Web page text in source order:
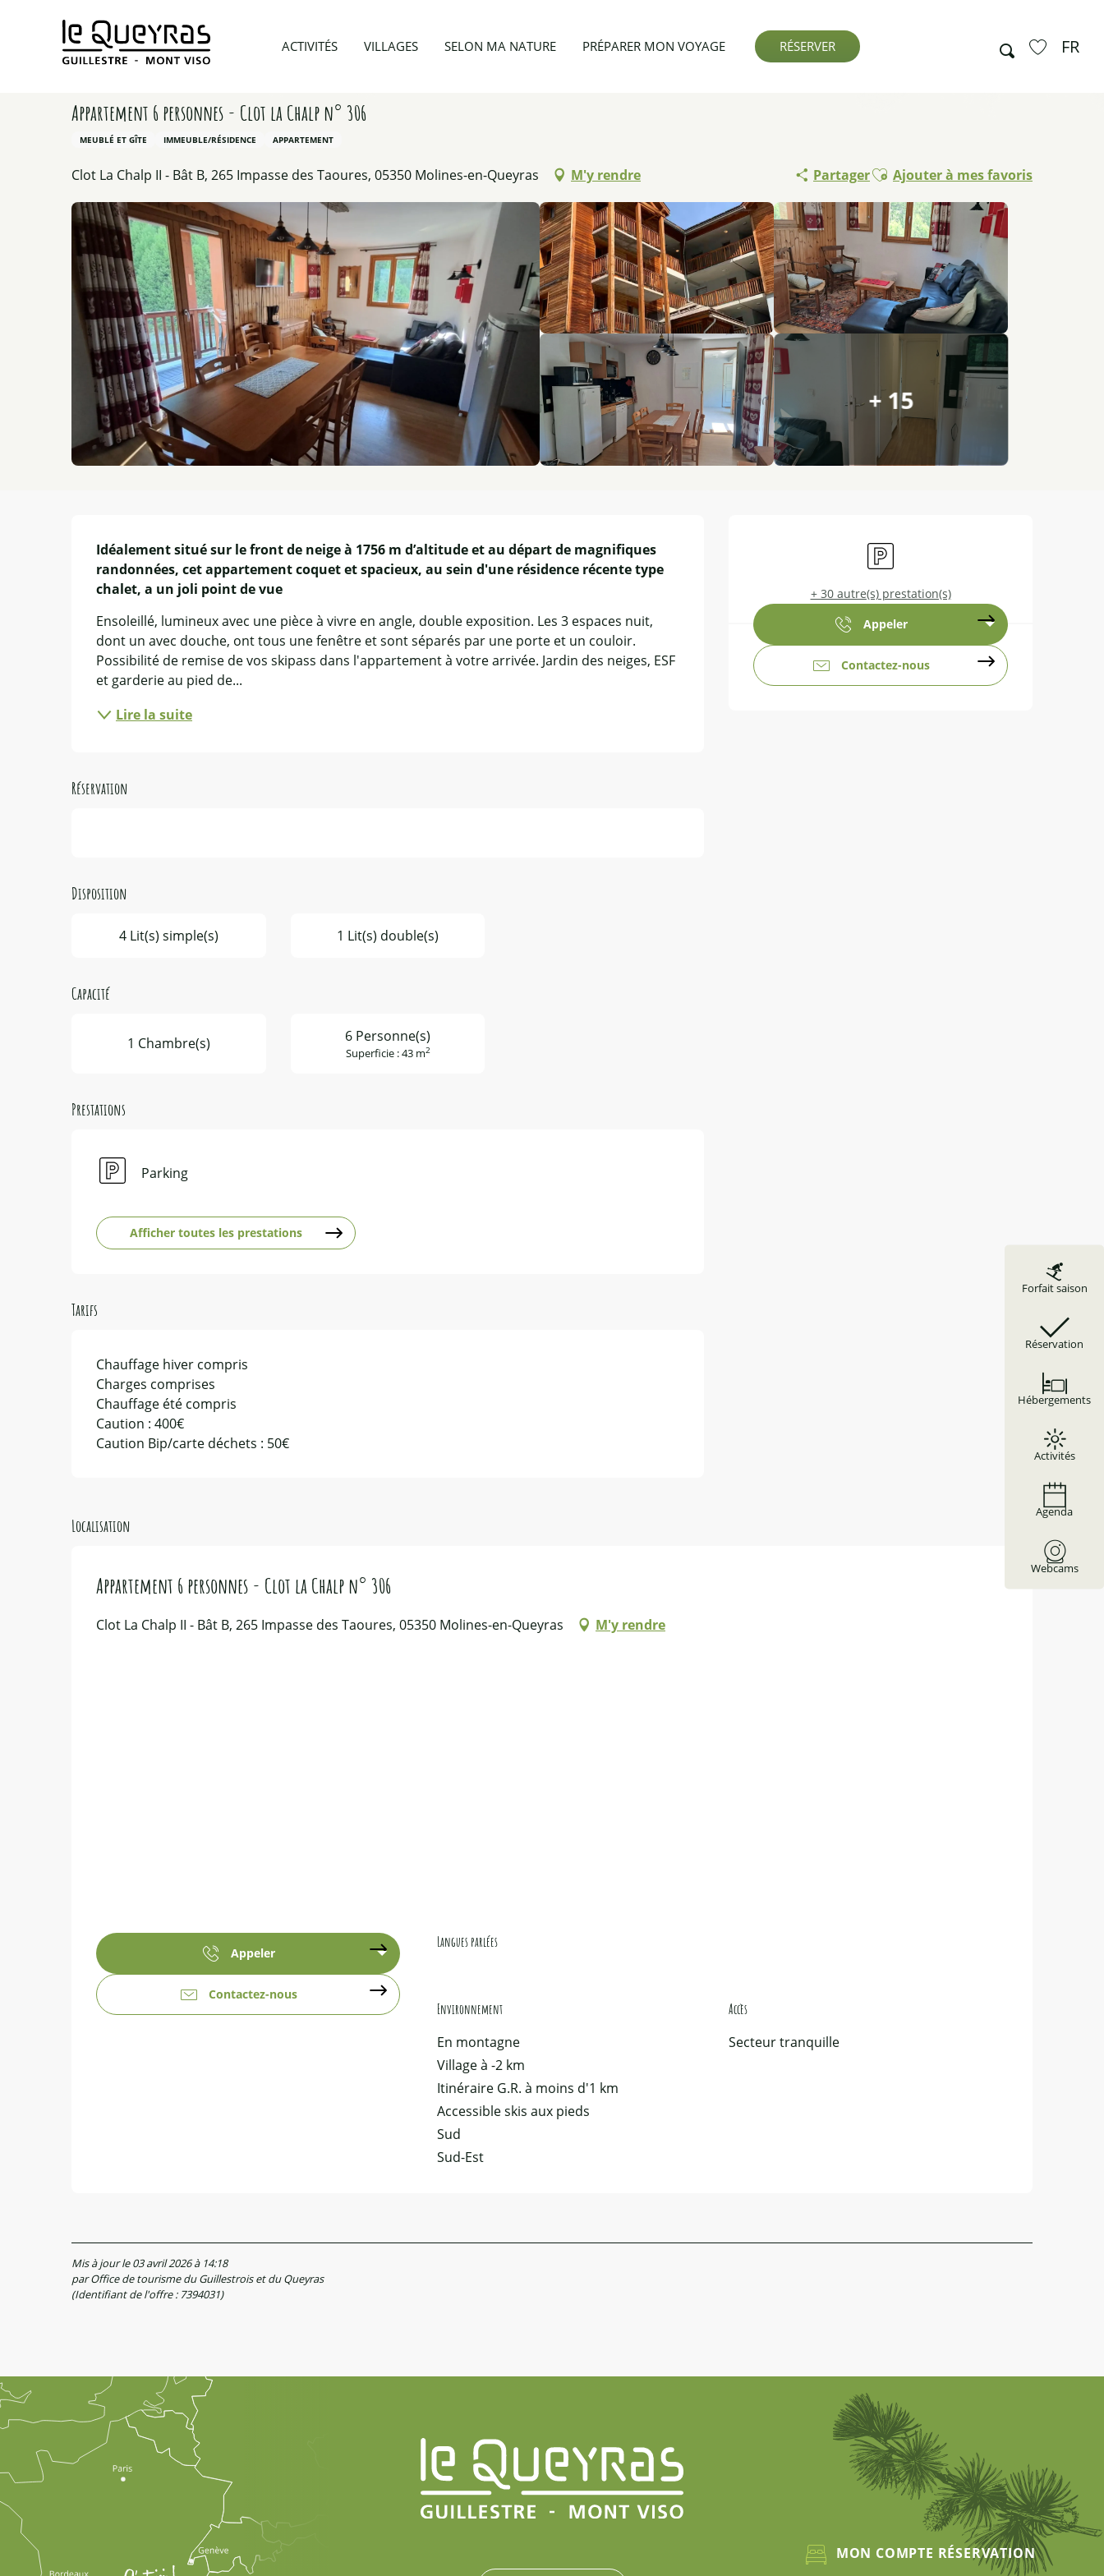
Recherche FR
ACTIVITÉS VILLAGES SELON MA NATURE PRÉPARER MON VOYAGE RÉSERVER
Forfait saison
Réservation
Hébergements
Activités
Agenda
Webcams
Accueil Préparer mon voyage Hébergements Appartement 6 personnes - Clot la Chalp n° 306
Appartement 6 personnes - Clot la Chalp n° 306
MEUBLÉ ET GÎTE IMMEUBLE/RÉSIDENCE APPARTEMENT
Clot La Chalp II - Bât B, 265 Impasse des Taoures, 05350 Molines-en-Queyras M'y rendre PartagerAjouter aux favoris
Ajouter à mes favoris
+ 15
Parking
+ 30 autre(s) prestation(s)
Appeler
Contactez-nous
Idéalement situé sur le front de neige à 1756 m d’altitude et au départ de magnifiques
randonnées, cet appartement coquet et spacieux, au sein d'une résidence récente type
chalet, a un joli point de vue
Ensoleillé, lumineux avec une pièce à vivre en angle, double exposition. Les 3 espaces nuit,
dont un avec douche, ont tous une fenêtre et sont séparés par une porte et un couloir.
Possibilité de remise de vos skipass dans l'appartement à votre arrivée. Jardin des neiges, ESF
et garderie au pied de...
Lire la suite
Réservation
Disposition
4 Lit(s) simple(s) 1 Lit(s) double(s)
Capacité
1 Chambre(s) 6 Personne(s)
Superficie : 43 m2
Prestations
Parking
Afficher toutes les prestations
Tarifs
Chauffage hiver compris
Charges comprises
Chauffage été compris
Caution : 400€
Caution Bip/carte déchets : 50€
Localisation
Appartement 6 personnes - Clot la Chalp n° 306
Clot La Chalp II - Bât B, 265 Impasse des Taoures, 05350 Molines-en-Queyras M'y rendre
Appeler
Contactez-nous
Langues parlées
Langues parlées
Environnement
Environnement
En montagne
Village à -2 km
Itinéraire G.R. à moins d'1 km
Accessible skis aux pieds
Sud
Sud-Est
Accès
Accès
Secteur tranquille
Mis à jour le 03 avril 2026 à 14:18
par Office de tourisme du Guillestrois et du Queyras
(Identifiant de l'offre : 7394031)
MON COMPTE RÉSERVATION